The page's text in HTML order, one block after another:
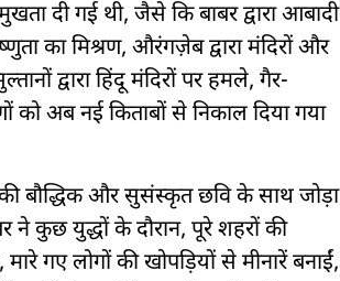
दी गई थी, जैसे कि बाबर द्वारा आबादी
का मिश्रण, औरंगज़ेब द्वारा मंदिरों और
द्वारा हिंदू मंदिरों पर हमले, गैर-
को अब नई किताबों से निकाल दिया गया
बौद्धिक और सुसंस्कृत छवि के साथ जोड़ा
ने कुछ युद्धों के दौरान, पूरे शहरों की
गए लोगों की खोपड़ियों से मीनारें बनाईं,